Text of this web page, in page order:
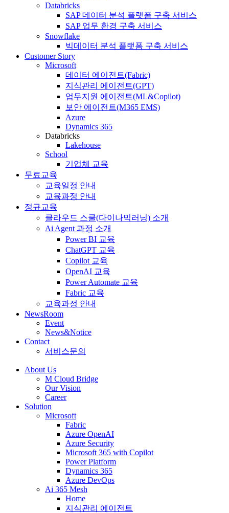
Databricks
SAP 데이터 분석 플랫폼 구축 서비스
SAP 업무 환경 구축 서비스
Snowflake
빅데이터 분석 플랫폼 구축 서비스
Customer Story
Microsoft
데이터 에이전트(Fabric)
지식관리 에이전트(GPT)
업무지원 에이전트(ML&Copilot)
보안 에이전트(M365 EMS)
Azure
Dynamics 365
Databricks
Lakehouse
School
기업체 교육
무료교육
교육일정 안내
교육과정 안내
정규교육
클라우드 스쿨(다이나믹러닝) 소개
Ai Agent 과정 소개
Power BI 교육
ChatGPT 교육
Copilot 교육
OpenAI 교육
Power Automate 교육
Fabric 교육
교육과정 안내
NewsRoom
Event
News&Notice
Contact
서비스문의
About Us
M Cloud Bridge
Our Vision
Career
Solution
Microsoft
Fabric
Azure OpenAI
Azure Security
Microsoft 365 with Copilot
Power Platform
Dynamics 365
Azure DevOps
Ai 365 Mesh
Home
지식관리 에이전트